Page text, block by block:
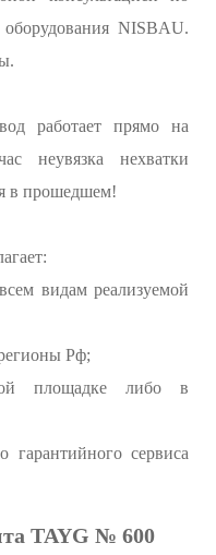
NISBAU.
работает прямо на
неувязка нехватки
в прошедшем!
видам реализуемой
Рф;
площадке либо в
гарантийного сервиса
TAYG № 600